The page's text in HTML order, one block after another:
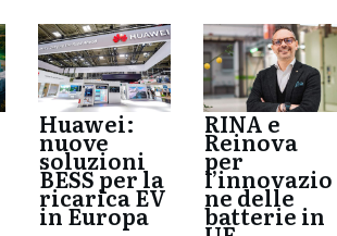
Huawei:
nuove
soluzioni
BESS per la
ricarica EV
in Europa
RINA e
Reinova
per
l’innovazio
ne delle
batterie in